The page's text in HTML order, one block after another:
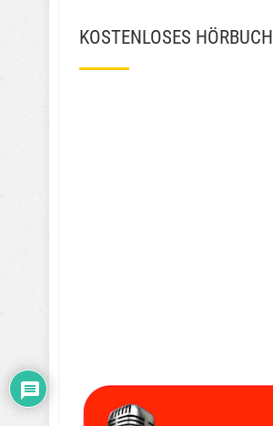
KOSTENLOSES HÖRBUCH